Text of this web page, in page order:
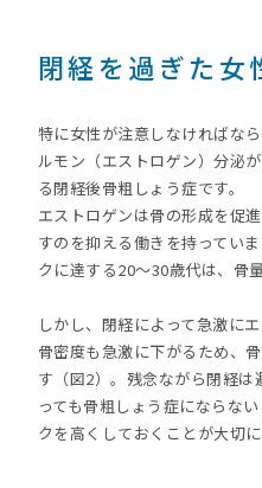
閉経を過ぎた女
特に女性が注意しなければな
ルモン（エストロゲン）分泌
る閉経後骨粗しょう症です。
エストロゲンは骨の形成を促
すのを抑える働きを持ってい
クに達する20～30歳代は、骨
しかし、閉経によって急激に
骨密度も急激に下がるため、
す（図2）。残念ながら閉経
っても骨粗しょう症にならな
クを高くしておくことが大切に